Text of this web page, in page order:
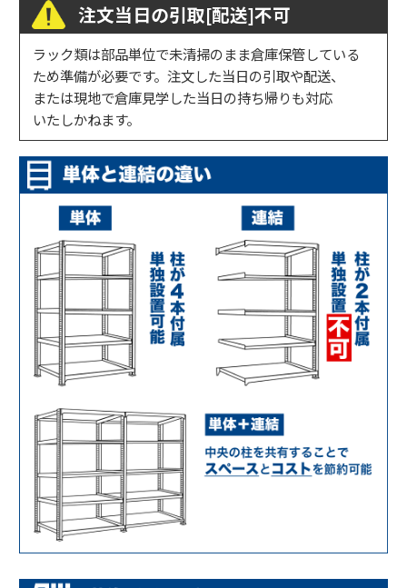
注文当日の引取[配送]不可
ラック類は部品単位で未清掃のまま倉庫保管している
ため準備が必要です。注文した当日の引取や配送、
または現地で倉庫見学した当日の持ち帰りも対応
いたしかねます。